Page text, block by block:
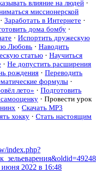
влияние на людей ·
миссионерской
· Заработать в Интернете ·
дома бомбу ·
· Испортить дружескую
Любовь · Наводить
статью · Научиться
· Не допустить расширения
рождения · Переводить
формулы ·
лето» · Подготовить
· Провести урок
· Скачать MP3
хокку · Стать настоящим
index.php?
июня 2022 в 16:48